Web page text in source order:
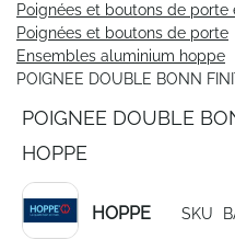
Poignées et boutons de porte
Poignées et boutons de porte
Ensembles aluminium hoppe
POIGNEE DOUBLE BONN
POIGNEE DOUBLE
HOPPE
HOPPE SKU